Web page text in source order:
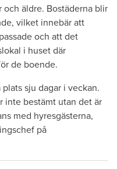
och äldre. Bostäderna blir
vilket innebär att
och att det
i huset där
de boende.
sju dagar i veckan.
inte bestämt utan det är
med hyresgästerna,
på